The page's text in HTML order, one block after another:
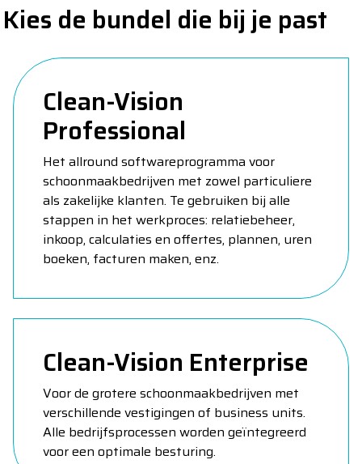
Kies de bundel die bij je past
Clean-Vision
Professional
Het allround softwareprogramma voor
schoonmaakbedrijven met zowel particuliere
als zakelijke klanten. Te gebruiken bij alle
stappen in het werkproces: relatiebeheer,
inkoop, calculaties en offertes, plannen, uren
boeken, facturen maken, enz.
Clean-Vision Enterprise
Voor de grotere schoonmaakbedrijven met
verschillende vestigingen of business units.
Alle bedrijfsprocessen worden geïntegreerd
voor een optimale besturing.